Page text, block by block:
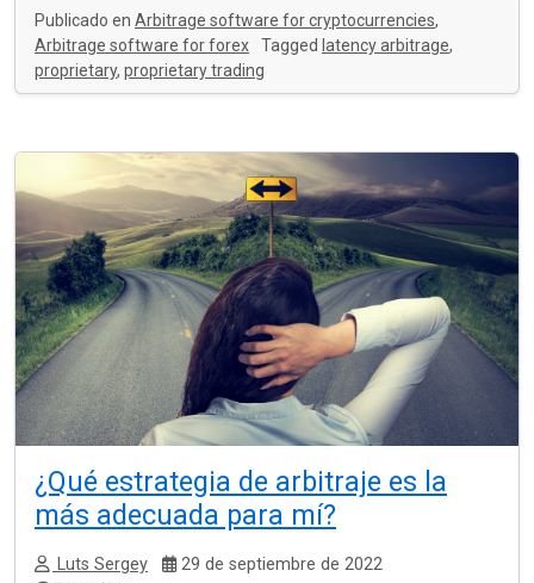
Publicado en Arbitrage software for cryptocurrencies,
Arbitrage software for forex
Tagged latency arbitrage,
proprietary, proprietary trading
¿Qué estrategia de arbitraje es la
más adecuada para mí?
Luts Sergey
29 de septiembre de 2022